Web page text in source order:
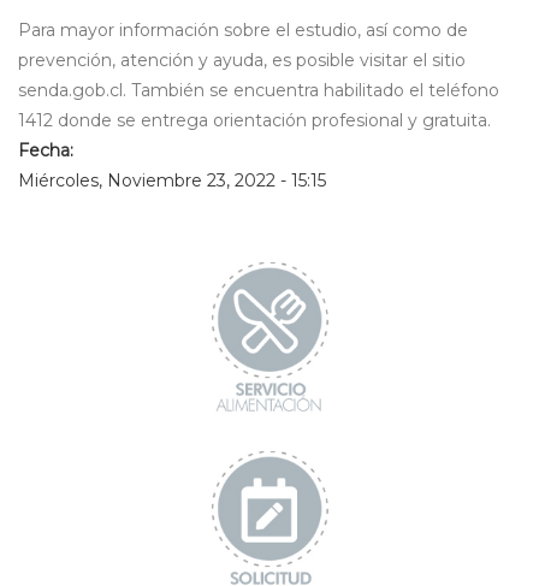
Para mayor información sobre el estudio, así como de
prevención, atención y ayuda, es posible visitar el sitio
senda.gob.cl. También se encuentra habilitado el teléfono
1412 donde se entrega orientación profesional y gratuita.
Fecha:
Miércoles, Noviembre 23, 2022 - 15:15